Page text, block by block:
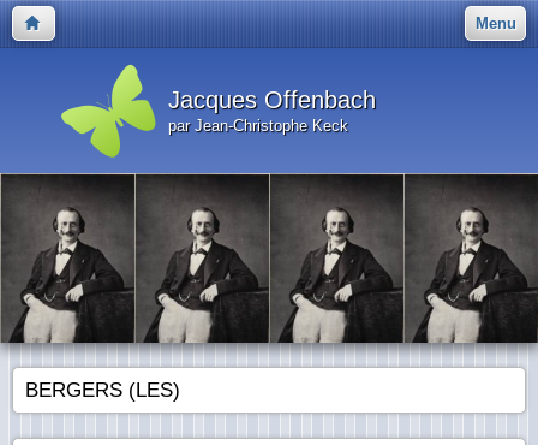
Menu
Jacques Offenbach
par Jean-Christophe Keck
BERGERS (LES)